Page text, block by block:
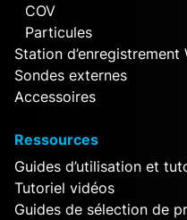
COV
Particules
Station d’enregistrement
Sondes externes
Accessoires
Ressources
Guides d’utilisation et
Tutoriel vidéos
Guides de sélection de